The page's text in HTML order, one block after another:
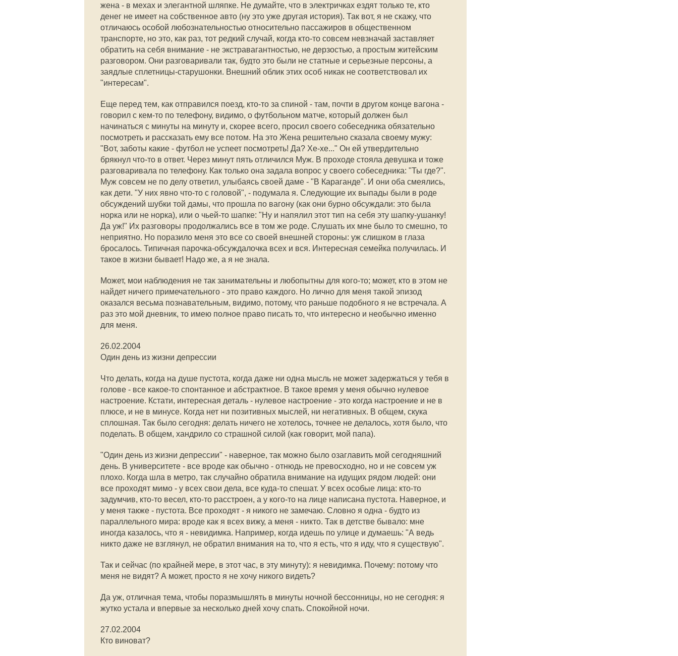
жена - в мехах и элегантной шляпке. Не думайте, что в электричках ездят только те, кто
денег не имеет на собственное авто (ну это уже другая история). Так вот, я не скажу, что
отличаюсь особой любознательностью относительно пассажиров в общественном
транспорте, но это, как раз, тот редкий случай, когда кто-то совсем невзначай заставляет
обратить на себя внимание - не экстравагантностью, не дерзостью, а простым житейским
разговором. Они разговаривали так, будто это были не статные и серьезные персоны, а
заядлые сплетницы-старушонки. Внешний облик этих особ никак не соответствовал их
"интересам".
Еще перед тем, как отправился поезд, кто-то за спиной - там, почти в другом конце вагона -
говорил с кем-то по телефону, видимо, о футбольном матче, который должен был
начинаться с минуты на минуту и, скорее всего, просил своего собеседника обязательно
посмотреть и рассказать ему все потом. На это Жена решительно сказала своему мужу:
"Вот, заботы какие - футбол не успеет посмотреть! Да? Хе-хе..." Он ей утвердительно
брякнул что-то в ответ. Через минут пять отличился Муж. В проходе стояла девушка и тоже
разговаривала по телефону. Как только она задала вопрос у своего собеседника: "Ты где?".
Муж совсем не по делу ответил, улыбаясь своей даме - "В Караганде". И они оба смеялись,
как дети. "У них явно что-то с головой", - подумала я. Следующие их выпады были в роде
обсуждений шубки той дамы, что прошла по вагону (как они бурно обсуждали: это была
норка или не норка), или о чьей-то шапке: "Ну и напялил этот тип на себя эту шапку-ушанку!
Да уж!" Их разговоры продолжались все в том же роде. Слушать их мне было то смешно, то
неприятно. Но поразило меня это все со своей внешней стороны: уж слишком в глаза
бросалось. Типичная парочка-обсуждалочка всех и вся. Интересная семейка получилась. И
такое в жизни бывает! Надо же, а я не знала.
Может, мои наблюдения не так занимательны и любопытны для кого-то; может, кто в этом не
найдет ничего примечательного - это право каждого. Но лично для меня такой эпизод
оказался весьма познавательным, видимо, потому, что раньше подобного я не встречала. А
раз это мой дневник, то имею полное право писать то, что интересно и необычно именно
для меня.
26.02.2004
Один день из жизни депрессии
Что делать, когда на душе пустота, когда даже ни одна мысль не может задержаться у тебя в
голове - все какое-то спонтанное и абстрактное. В такое время у меня обычно нулевое
настроение. Кстати, интересная деталь - нулевое настроение - это когда настроение и не в
плюсе, и не в минусе. Когда нет ни позитивных мыслей, ни негативных. В общем, скука
сплошная. Так было сегодня: делать ничего не хотелось, точнее не делалось, хотя было, что
поделать. В общем, хандрило со страшной силой (как говорит, мой папа).
"Один день из жизни депрессии" - наверное, так можно было озаглавить мой сегодняшний
день. В университете - все вроде как обычно - отнюдь не превосходно, но и не совсем уж
плохо. Когда шла в метро, так случайно обратила внимание на идущих рядом людей: они
все проходят мимо - у всех свои дела, все куда-то спешат. У всех особые лица: кто-то
задумчив, кто-то весел, кто-то расстроен, а у кого-то на лице написана пустота. Наверное, и
у меня также - пустота. Все проходят - я никого не замечаю. Словно я одна - будто из
параллельного мира: вроде как я всех вижу, а меня - никто. Так в детстве бывало: мне
иногда казалось, что я - невидимка. Например, когда идешь по улице и думаешь: "А ведь
никто даже не взглянул, не обратил внимания на то, что я есть, что я иду, что я существую".
Так и сейчас (по крайней мере, в этот час, в эту минуту): я невидимка. Почему: потому что
меня не видят? А может, просто я не хочу никого видеть?
Да уж, отличная тема, чтобы поразмышлять в минуты ночной бессонницы, но не сегодня: я
жутко устала и впервые за несколько дней хочу спать. Спокойной ночи.
27.02.2004
Кто виноват?